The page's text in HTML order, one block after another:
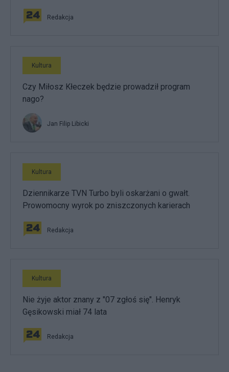
Redakcja
Kultura
Czy Miłosz Kłeczek będzie prowadził program
nago?
Jan Filip Libicki
Kultura
Dziennikarze TVN Turbo byli oskarżani o gwałt.
Prowomocny wyrok po zniszczonych karierach
Redakcja
Kultura
Nie żyje aktor znany z "07 zgłoś się". Henryk
Gęsikowski miał 74 lata
Redakcja